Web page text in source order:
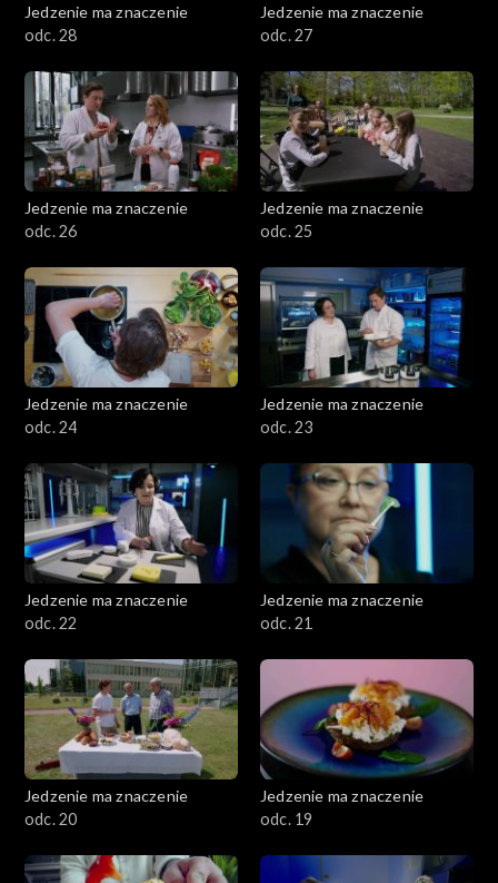
Jedzenie ma znaczenie
odc. 28
Jedzenie ma znaczenie
odc. 27
Jedzenie ma znaczenie
odc. 26
Jedzenie ma znaczenie
odc. 25
Jedzenie ma znaczenie
odc. 24
Jedzenie ma znaczenie
odc. 23
Jedzenie ma znaczenie
odc. 22
Jedzenie ma znaczenie
odc. 21
Jedzenie ma znaczenie
odc. 20
Jedzenie ma znaczenie
odc. 19